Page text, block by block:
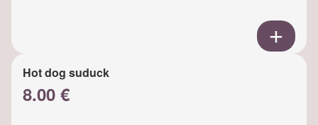
Hot dog suduck
8.00 €